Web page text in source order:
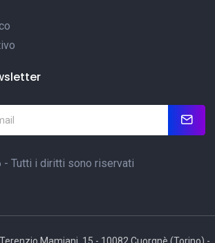
Tutti i diritti sono riservati